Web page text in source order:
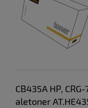
CB435A HP,
aletoner